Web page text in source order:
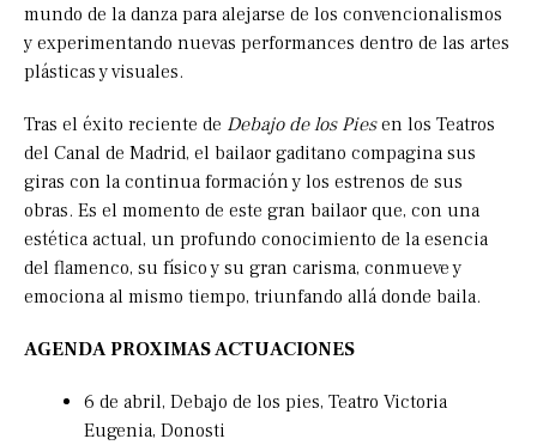
mundo de la danza para alejarse de los convencionalismos
y experimentando nuevas performances dentro de las artes
plásticas y visuales.
Tras el éxito reciente de Debajo de los Piesen los Teatros
del Canal de Madrid, el bailaor gaditano compagina sus
giras con la continua formación y los estrenos de sus
obras. Es el momento de este gran bailaor que, con una
estética actual, un profundo conocimiento de la esencia
del flamenco, su físico y su gran carisma, conmueve y
emociona al mismo tiempo, triunfando allá donde baila.
AGENDA PROXIMAS ACTUACIONES
6 de abril, Debajo de los pies, Teatro Victoria
Eugenia, Donosti